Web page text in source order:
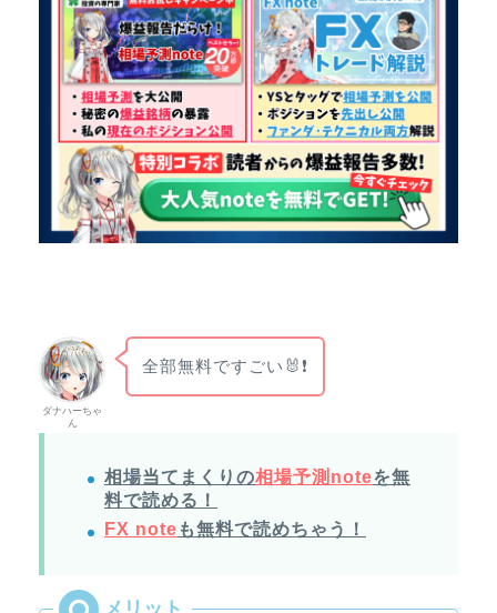
ダナハーちゃ
ん
全部無料ですごい🐰❗
相場当てまくりの相場予測noteを無
料で読める！
FX note も無料で読めちゃう！